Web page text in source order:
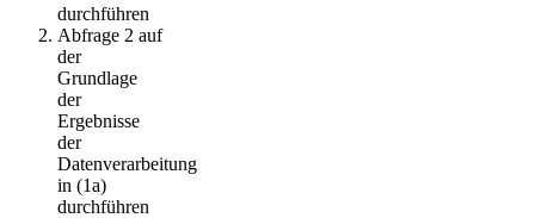
durchführen
Abfrage 2 auf
der
Grundlage
der
Ergebnisse
der
Datenverarbeitung
in (1a)
durchführen